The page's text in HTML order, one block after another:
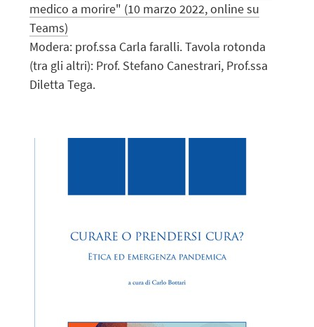
medico a morire" (10 marzo 2022, online su
Teams)
Modera: prof.ssa Carla faralli. Tavola rotonda
(tra gli altri): Prof. Stefano Canestrari, Prof.ssa
Diletta Tega.